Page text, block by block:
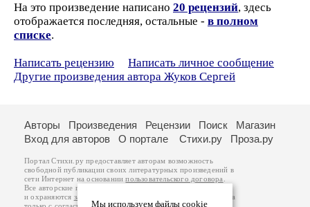
На это произведение написано 20 рецензий, здесь
отображается последняя, остальные - в полном
списке.
Написать рецензию
Написать личное сообщение
Другие произведения автора Жуков Сергей
Мы используем файлы cookie
Авторы Произведения Рецензии Поиск
Магазин
Вход для авторов
О портале Стихи.ру Проза.ру
Портал Стихи.ру предоставляет авторам возможность
свободной публикации своих литературных произведений в
сети Интернет на основаниипользовательского договора
Все авторские права на произведения принадлежат авторам
и охраняются законом
. Перепечатка произведений возможна